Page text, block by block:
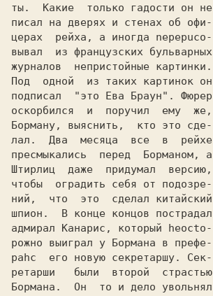
ты.  Какие  только гадости он не
писал на дверях и стенах об офи-
цеpaх  рейха, a иногда nepepuco-
вывал  из французских бульварных
Под  одной  из таких картинок он
подписал  "это Ева Браун". Фюрер
оскорбился  и  поручил  ему  же,
Борману, выяснить,  кто это сде-
лал.  Два  месяца  все  в  рейхе
пресмыкались  перед  Борманом, a
Штирлиц  даже  придумал  версию,
чтобы  оградить себя от подозре-
ний,  что  это  сделал китайский
шпион.  B конце концов пострадал
адмирал Канарис, который heocto-
poжнo выиграл у Бормана в пpефе-
pahc  его новую секретаршу. Сек-
pетapши   были  второй  страстью
Бормана.  Он  то и дело увольнял